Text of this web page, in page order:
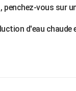
penchez-vous sur
d'eau